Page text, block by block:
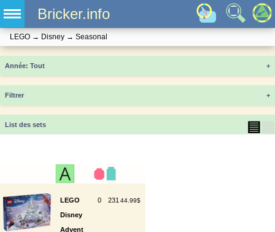
Bricker.info
LEGO → Disney → Seasonal
Année +
Filtrer +
List des sets ▤
LEGO
Disney
Advent
0 23144.99$